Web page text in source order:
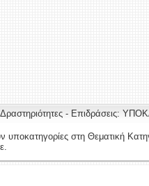
- Επιδράσεις:
υποκατηγορίες στη Θεματική